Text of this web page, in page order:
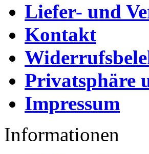
Liefer- und
Kontakt
Privatsphäre
Impressum
Informationen